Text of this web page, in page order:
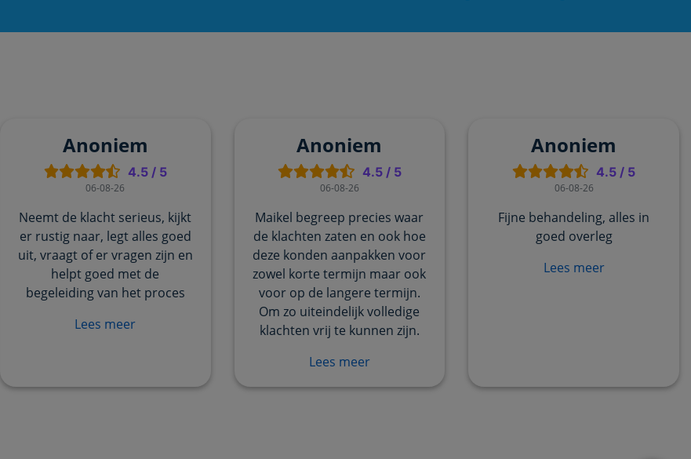
Anoniem
4.5 / 5
06-08-26
Neemt de klacht serieus, kijkt
er rustig naar, legt alles goed
uit, vraagt of er vragen zijn en
helpt goed met de
begeleiding van het proces
Lees meer
Anoniem
4.5/ 5
06-08-26
Maikel begreep precies waar
de klachten zaten en ook hoe
deze konden aanpakken voor
zowel korte termijn maar ook
voor op de langere termijn.
Om zo uiteindelijk volledige
klachten vrij te kunnen zijn.
Lees meer
Anoniem
4.5 / 5
06-08-26
Fijne behandeling, alles in
goed overleg
Lees meer